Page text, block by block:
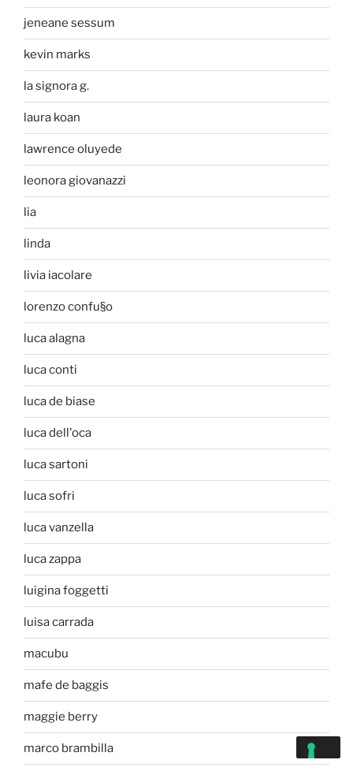
jeneane sessum
kevin marks
la signora g.
laura koan
lawrence oluyede
leonora giovanazzi
lia
linda
livia iacolare
lorenzo confu§o
luca alagna
luca conti
luca de biase
luca dell'oca
luca sartoni
luca sofri
luca vanzella
luca zappa
luigina foggetti
luisa carrada
macubu
mafe de baggis
maggie berry
marco brambilla